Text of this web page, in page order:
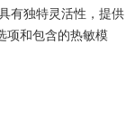
有独特灵活性，提供
项和包含的热敏模